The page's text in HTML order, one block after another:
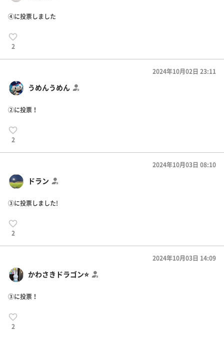
④に投票しました
2
うめんうめん
2024年10月02日 23:11
②に投票！
2
ドラン
2024年10月03日 08:10
③に投票しました!
2
かわさきドラゴン⭐️
2024年10月03日 14:09
③に投票！
2